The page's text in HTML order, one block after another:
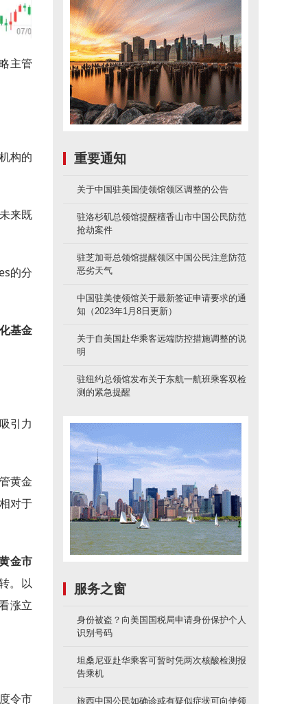
主管
构的
来既
的分
基金
引力
黄金
对于
金市
。以
涨立
令市
重要通知
关于中国驻美国使领馆领区调整的公告
驻洛杉矶总领馆提醒檀香山市中国公民防范
抢劫案件
驻芝加哥总领馆提醒领区中国公民注意防范
恶劣天气
中国驻美使领馆关于最新签证申请要求的通
知（2023年1月8日更新）
关于自美国赴华乘客远端防控措施调整的说
明
驻纽约总领馆发布关于东航一航班乘客双检
测的紧急提醒
服务之窗
身份被盗？向美国国税局申请身份保护个人
识别号码
坦桑尼亚赴华乘客可暂时凭两次核酸检测报
告乘机
旅西中国公民如确诊或有疑似症状可向使领